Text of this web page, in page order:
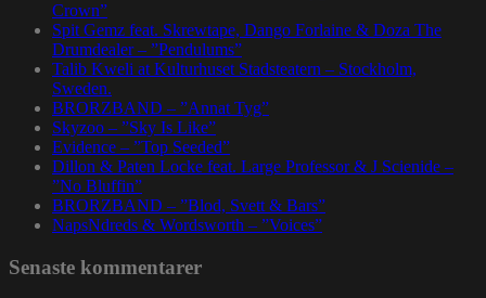
Crown”
Spit Gemz feat. Skrewtape, Dango Forlaine & Doza The
Drumdealer – ”Pendulums”
Talib Kweli at Kulturhuset Stadsteatern – Stockholm,
Sweden.
BRORZBAND – ”Annat Tyg”
Skyzoo – ”Sky Is Like”
Evidence – ”Top Seeded”
Dillon & Paten Locke feat. Large Professor & J Scienide –
”No Bluffin”
BRORZBAND – ”Blod, Svett & Bars”
NapsNdreds & Wordsworth – ”Voices”
Senaste kommentarer